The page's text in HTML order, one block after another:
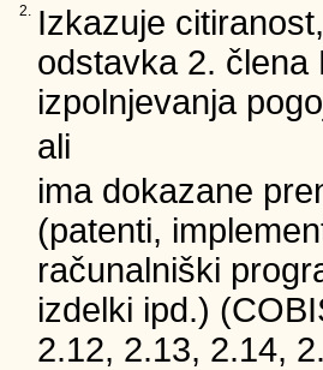
2.
Izkazuje
odstavka 2. člena
izpolnjevanja
ali
ima dokazane
(patenti,
računalniški
izdelki ipd.)
2.12, 2.13, 2.14,